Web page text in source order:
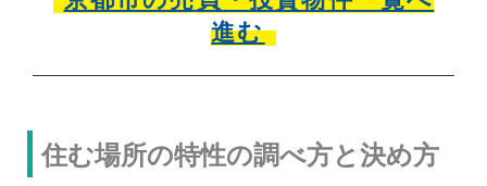
進む
住む場所の特性の調べ方と決め方